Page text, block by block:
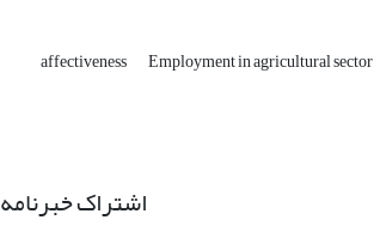
affectiveness Employment in agricultural sector
اشتراک خبرنامه